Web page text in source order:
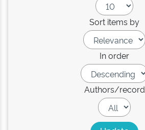
Sort items by
In order
Authors/record